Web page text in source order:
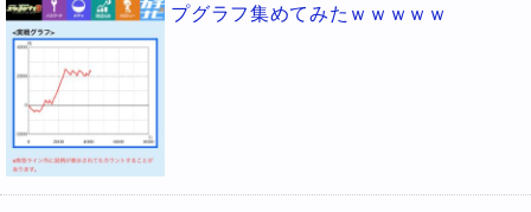
プグラフ集めてみたｗｗｗｗｗ